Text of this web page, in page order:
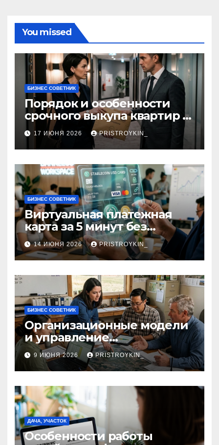
You missed
БИЗНЕС СОВЕТНИК
Порядок и особенности
срочного выкупа квартир в
срок 1–3 дня
17 ИЮНЯ 2026 PRISTROYKIN_
БИЗНЕС СОВЕТНИК
Виртуальная платежная
карта за 5 минут без
верификации и участия
банков с пополнением в
долларовом стейблкоине
14 ИЮНЯ 2026 PRISTROYKIN_
БИЗНЕС СОВЕТНИК
Организационные модели
и управление
сельскохозяйственными
компаниями и
предприятиями
9 ИЮНЯ 2026 PRISTROYKIN_
ДАЧА, УЧАСТОК
Особенности работы